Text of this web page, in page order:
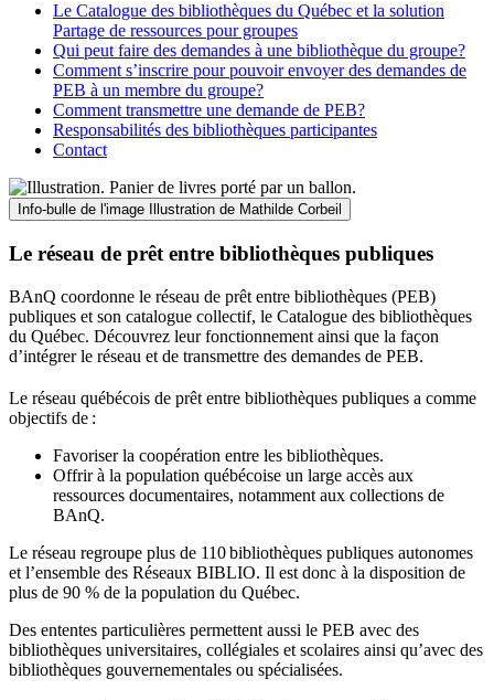
Le Catalogue des bibliothèques du Québec et la solution
Partage de ressources pour groupes
Qui peut faire des demandes à une bibliothèque du groupe?
Comment s’inscrire pour pouvoir envoyer des demandes de
PEB à un membre du groupe?
Comment transmettre une demande de PEB?
Responsabilités des bibliothèques participantes
Contact
Info-bulle de l'image Illustration de Mathilde Corbeil
Le réseau de prêt entre bibliothèques publiques
BAnQ coordonne le réseau de prêt entre bibliothèques (PEB)
publiques et son catalogue collectif, le Catalogue des bibliothèques
du Québec. Découvrez leur fonctionnement ainsi que la façon
d’intégrer le réseau et de transmettre des demandes de PEB.
Le réseau québécois de prêt entre bibliothèques publiques a comme
objectifs de :
Favoriser la coopération entre les bibliothèques.
Offrir à la population québécoise un large accès aux
ressources documentaires, notamment aux collections de
BAnQ.
Le réseau regroupe plus de 110bibliothèques publiques autonomes
et l’ensemble des Réseaux BIBLIO. Il est donc à la disposition de
plus de 90 % de la population du Québec.
Des ententes particulières permettent aussi le PEB avec des
bibliothèques universitaires, collégiales et scolaires ainsi qu’avec des
bibliothèques gouvernementales ou spécialisées.